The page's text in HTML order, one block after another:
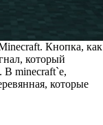
Кнопка, как
который
В minecraft`e,
которые